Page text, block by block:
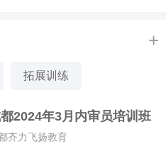
+
拓展训练
2024年3月内审员培训班
齐力飞扬教育